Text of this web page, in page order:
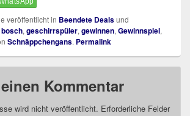
veröffentlicht in Beendete Dealsund
bosch, geschirrspüler, gewinnen, Gewinnspiel,
Schnäppchengans. Permalink
Kommentar
wird nicht veröffentlicht. Erforderliche Felder